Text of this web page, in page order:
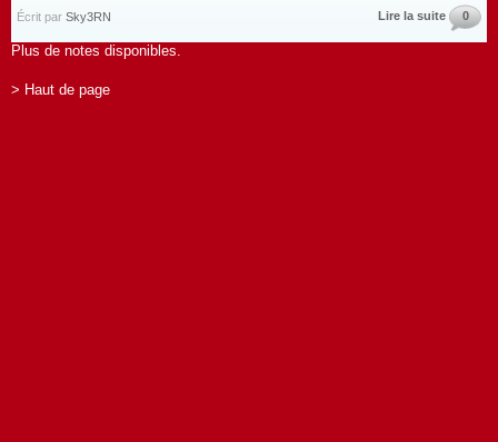
Écrit par Sky3RN Lire la suite 0
Plus de notes disponibles.
> Haut de page